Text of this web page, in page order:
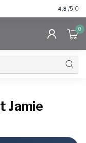
Gratis
4.8 /5.0
0
Jamie